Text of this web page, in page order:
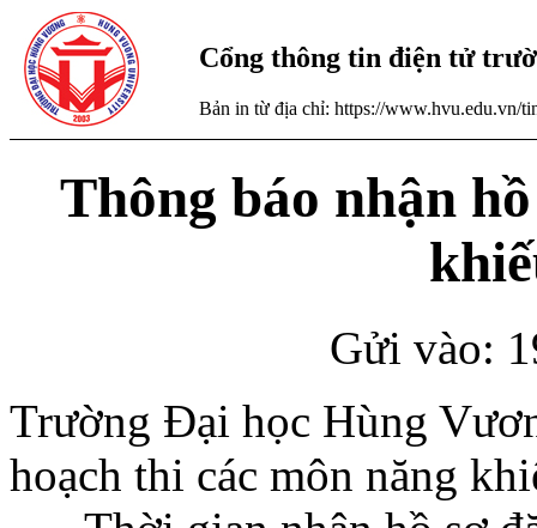
Cổng thông tin điện tử
Bản in từ địa chỉ: https://www.hvu.edu.vn/
Thông báo nhận
Gửi vào:
Trường Đại học Hùng
hoạch thi các môn năng